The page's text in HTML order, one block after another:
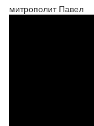
митрополит Павел